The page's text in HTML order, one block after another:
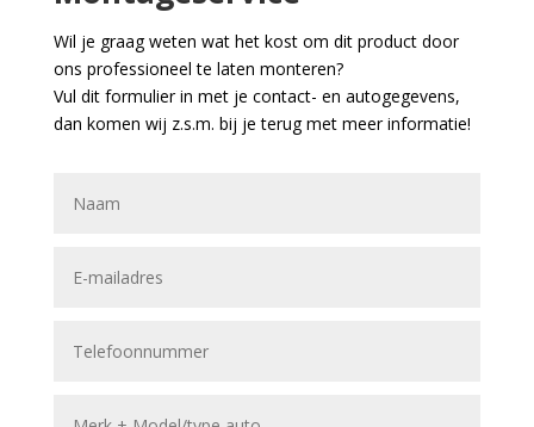
Wil je graag weten wat het kost om dit product door
ons professioneel te laten monteren?
Vul dit formulier in met je contact- en autogegevens,
dan komen wij z.s.m. bij je terug met meer informatie!